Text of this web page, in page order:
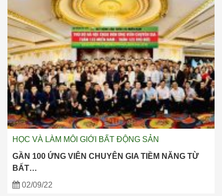
HỌC VÀ LÀM MÔI GIỚI BẤT ĐỘNG SẢN
GẦN 100 ỨNG VIÊN CHUYÊN GIA TIỀM NĂNG TỪ
BẤT…
02/09/22